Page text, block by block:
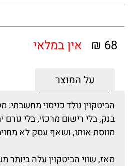
68 ₪ אין במלאי
על המוצר
הביטקוין נולד כניסוי
בנק, בלי רישום מרכזי, בלי גורם
מווסת אותו, ושאף עסק לא
מאז, שווי הביטקוין עלה ביותר